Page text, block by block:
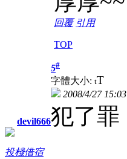
回覆 引用
TOP
devil666
投棧借宿
5#
字體大小: tT
2008/4/27 15:03
犯了罪